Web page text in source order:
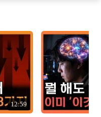
12:59